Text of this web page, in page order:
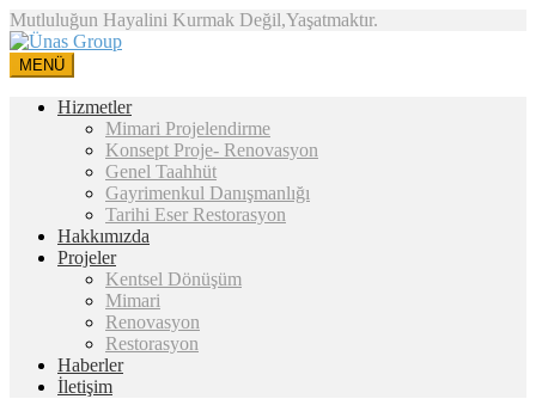
Mutluluğun Hayalini Kurmak Değil,Yaşatmaktır.
MENÜ
Hizmetler
Mimari Projelendirme
Konsept Proje- Renovasyon
Genel Taahhüt
Gayrimenkul Danışmanlığı
Tarihi Eser Restorasyon
Hakkımızda
Projeler
Kentsel Dönüşüm
Mimari
Renovasyon
Restorasyon
Haberler
İletişim